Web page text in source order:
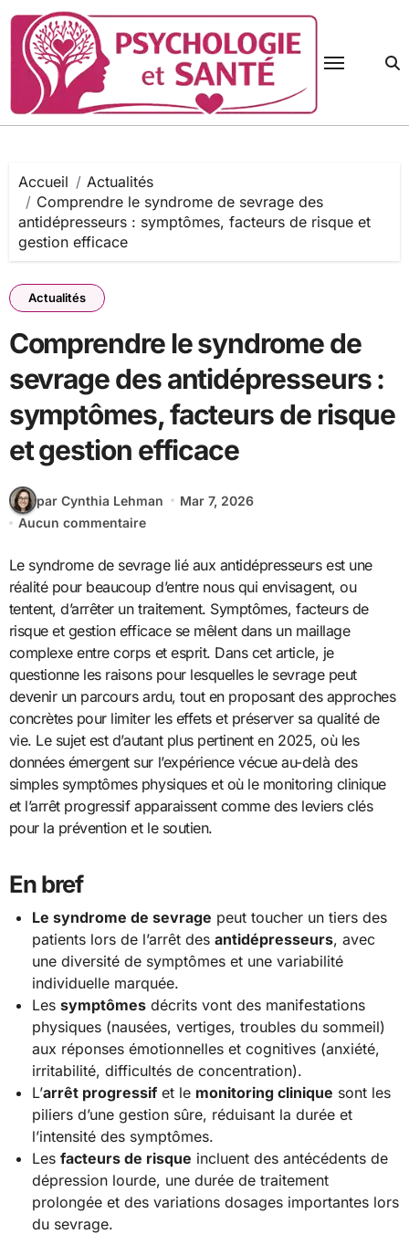
contenu
Accueil
Actualités
Comprendre le syndrome de sevrage des
antidépresseurs : symptômes, facteurs de risque et
gestion efficace
Actualités
Comprendre le syndrome de
sevrage des antidépresseurs :
symptômes, facteurs de risque
et gestion efficace
par Cynthia Lehman
Mar 7, 2026
Aucun commentaire
Le syndrome de sevrage lié aux antidépresseurs est une
réalité pour beaucoup d’entre nous qui envisagent, ou
tentent, d’arrêter un traitement. Symptômes, facteurs de
risque et gestion efficace se mêlent dans un maillage
complexe entre corps et esprit. Dans cet article, je
questionne les raisons pour lesquelles le sevrage peut
devenir un parcours ardu, tout en proposant des approches
concrètes pour limiter les effets et préserver sa qualité de
vie. Le sujet est d’autant plus pertinent en 2025, où les
données émergent sur l’expérience vécue au-delà des
simples symptômes physiques et où le monitoring clinique
et l’arrêt progressif apparaissent comme des leviers clés
pour la prévention et le soutien.
En bref
Le syndrome de sevrage peut toucher un tiers des
patients lors de l’arrêt desantidépresseurs, avec
une diversité de symptômes et une variabilité
individuelle marquée.
Lessymptômes décrits vont des manifestations
physiques (nausées, vertiges, troubles du sommeil)
aux réponses émotionnelles et cognitives (anxiété,
irritabilité, difficultés de concentration).
L’arrêt progressif et le monitoring clinique sont les
piliers d’une gestion sûre, réduisant la durée et
l’intensité des symptômes.
Lesfacteurs de risque incluent des antécédents de
dépression lourde, une durée de traitement
prolongée et des variations dosages importantes lors
du sevrage.